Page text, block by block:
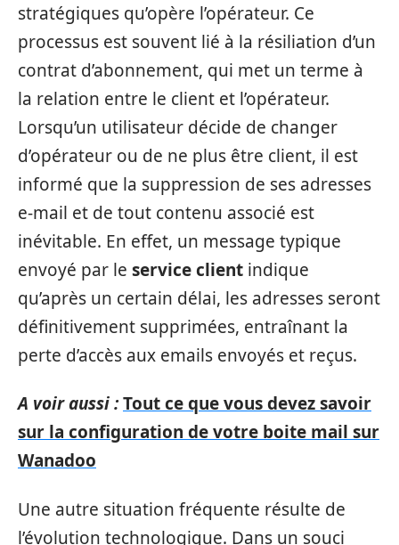
stratégiques qu’opère l’opérateur. Ce
processus est souvent lié à la résiliation d’un
contrat d’abonnement, qui met un terme à
la relation entre le client et l’opérateur.
Lorsqu’un utilisateur décide de changer
d’opérateur ou de ne plus être client, il est
informé que la suppression de ses adresses
e-mail et de tout contenu associé est
inévitable. En effet, un message typique
envoyé par le service client indique
qu’après un certain délai, les adresses seront
définitivement supprimées, entraînant la
perte d’accès aux emails envoyés et reçus.
A voir aussi :Tout ce que vous devez savoir
sur la configuration de votre boite mail sur
Wanadoo
Une autre situation fréquente résulte de
l’évolution technologique. Dans un souci